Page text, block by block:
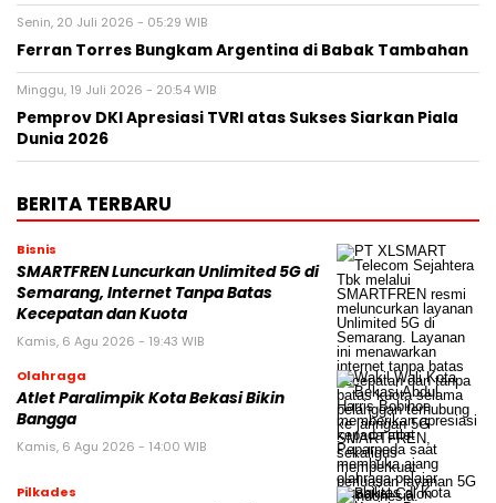
Senin, 20 Juli 2026 - 05:29 WIB
Ferran Torres Bungkam Argentina di Babak Tambahan
Minggu, 19 Juli 2026 - 20:54 WIB
Pemprov DKI Apresiasi TVRI atas Sukses Siarkan Piala
Dunia 2026
BERITA TERBARU
Bisnis
SMARTFREN Luncurkan Unlimited 5G di
Semarang, Internet Tanpa Batas
Kecepatan dan Kuota
Kamis, 6 Agu 2026 - 19:43 WIB
Olahraga
Atlet Paralimpik Kota Bekasi Bikin
Bangga
Kamis, 6 Agu 2026 - 14:00 WIB
Pilkades